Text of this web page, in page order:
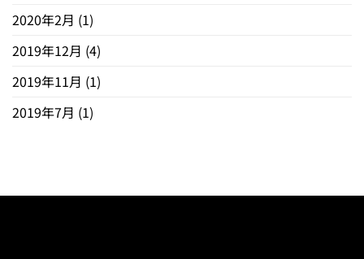
2020年2月 (1)
2019年12月 (4)
2019年11月 (1)
2019年7月 (1)